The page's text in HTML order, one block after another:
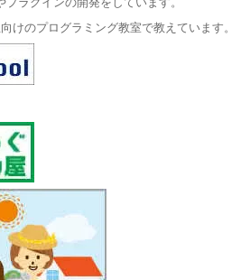
ラグインの開発をしています。
けのプログラミング教室で教えています。